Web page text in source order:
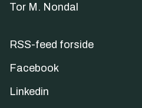
Tor M. Nondal
RSS-feed forside
Facebook
Linkedin